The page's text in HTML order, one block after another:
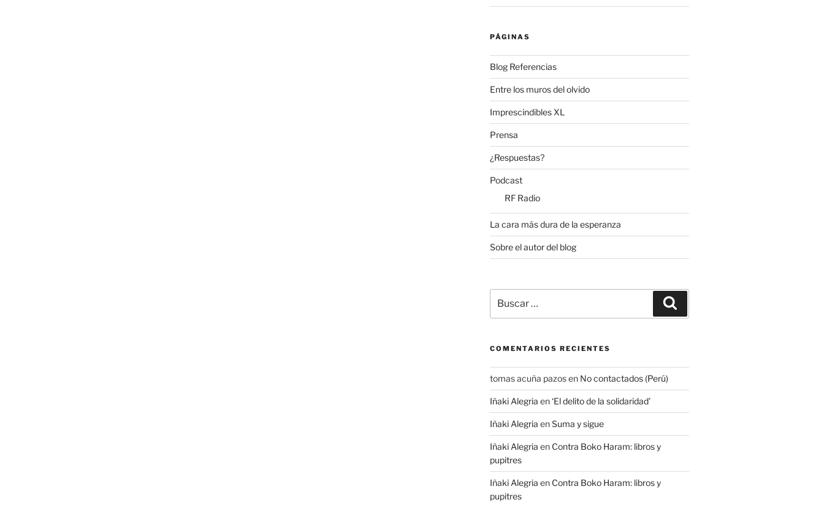
PÁGINAS
Blog Referencias
Entre los muros del olvido
Imprescindibles XL
Prensa
¿Respuestas?
Podcast
RF Radio
La cara más dura de la esperanza
Sobre el autor del blog
por:
COMENTARIOS RECIENTES
tomas acuña pazosen No contactados (Perú)
Iñaki Alegria en‘El delito de la solidaridad’
Iñaki Alegria enSuma y sigue
Iñaki Alegria en Contra Boko Haram: libros y
pupitres
Iñaki Alegria en Contra Boko Haram: libros y
pupitres